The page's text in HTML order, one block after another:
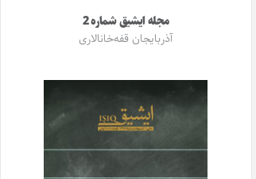
مجله ایشیق شماره 2
آذربایجان قفه‌خانالاری